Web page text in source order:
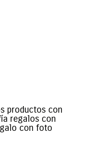
productos con
regalos con
con foto